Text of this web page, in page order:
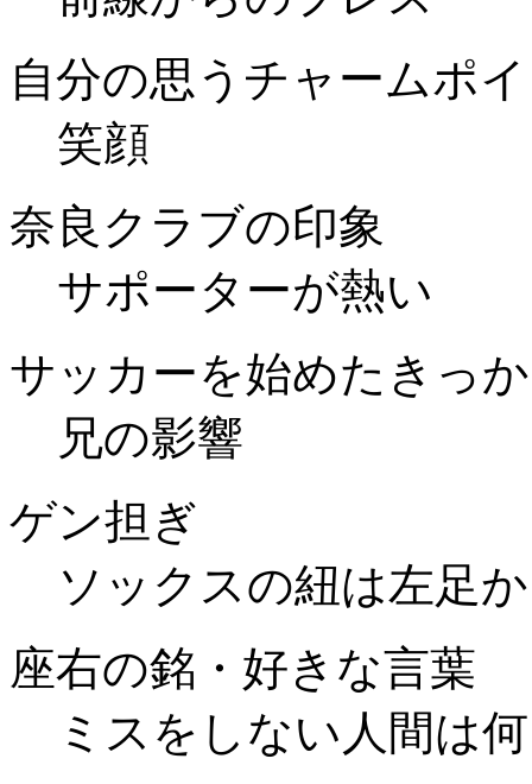
自分の思うチャームポ
笑顔
奈良クラブの印象
サポーターが熱い
サッカーを始めたきっ
兄の影響
ゲン担ぎ
ソックスの紐は左足
座右の銘・好きな言葉
ミスをしない人間は